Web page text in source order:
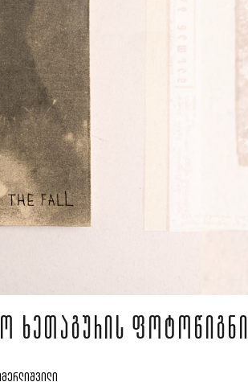
ᲮᲔᲗᲐᲒᲣᲠᲘᲡ ᲤᲝᲢᲝᲬᲘᲒᲜᲘ